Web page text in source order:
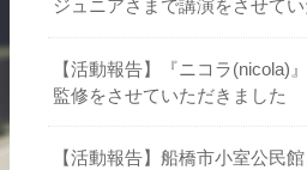
ジュニアさまで講演をさせて
【活動報告】『ニコラ(nicola)
監修をさせていただきました
【活動報告】船橋市小室公民